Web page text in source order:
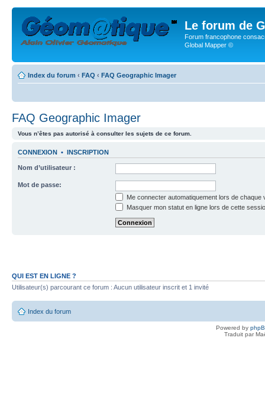
Le forum de
Forum francophone
Global Mapper ©
Index du forum ‹ FAQ ‹ FAQ Geographic Imager
FAQ Geographic Imager
Vous n’êtes pas autorisé à consulter les sujets de ce forum.
CONNEXION • INSCRIPTION
Nom d’utilisateur :
Mot de passe:
Me connecter automatiquement lors de chaque
Masquer mon statut en ligne lors de cette
QUI EST EN LIGNE ?
Utilisateur(s) parcourant ce forum : Aucun utilisateur inscrit et 1 invité
Index du forum
Powered by
Traduit par